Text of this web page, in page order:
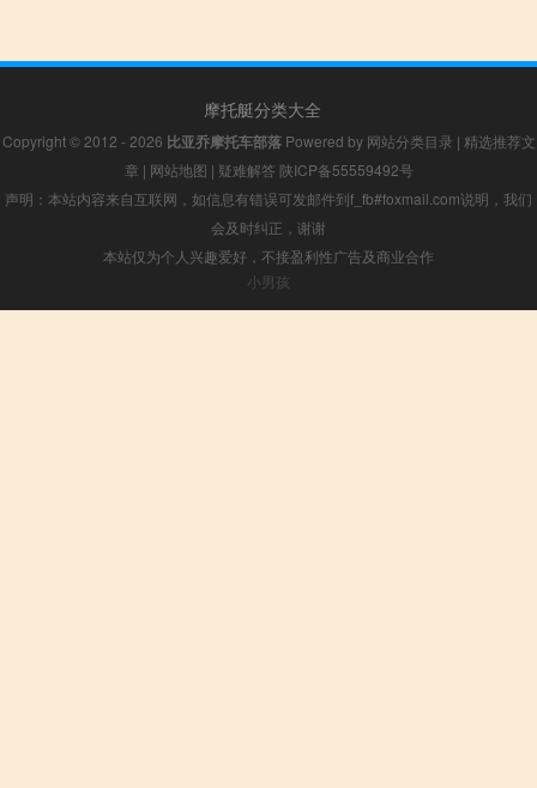
摩托艇分类大全
Copyright © 2012 - 2026 比亚乔摩托车部落Powered by 网站分类目录 | 精选推荐文
章 | 网站地图 | 疑难解答 陕ICP备55559492号
声明：本站内容来自互联网，如信息有错误可发邮件到f_fb#foxmail.com说明，我们
会及时纠正，谢谢
本站仅为个人兴趣爱好，不接盈利性广告及商业合作
小男孩